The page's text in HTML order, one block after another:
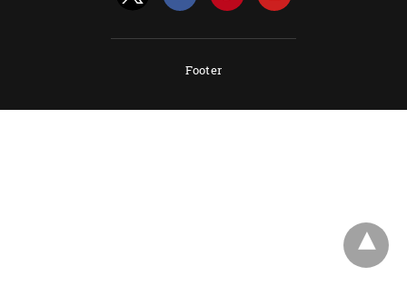
Footer